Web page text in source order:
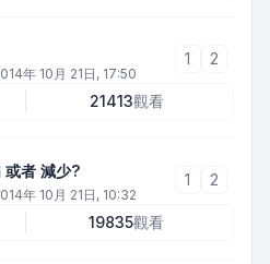
年 10月 21日, 17:50
1 2
21413觀看
者 減少?
年 10月 21日, 10:32
1 2
19835觀看